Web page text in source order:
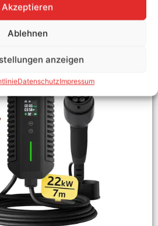
Akzeptieren
Ablehnen
anzeigen
DatenschutzImpressum